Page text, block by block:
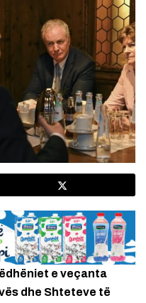
e veçanta
dhe Shteteve të